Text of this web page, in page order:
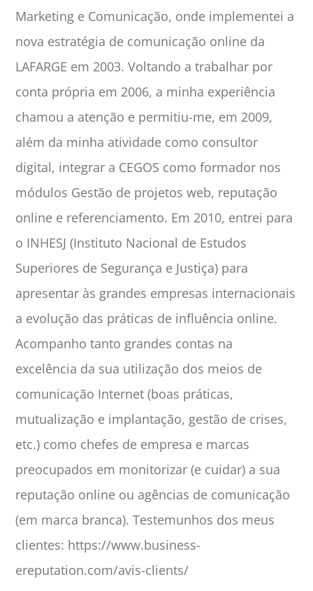
Marketing e Comunicação, onde implementei a
nova estratégia de comunicação online da
LAFARGE em 2003. Voltando a trabalhar por
conta própria em 2006, a minha experiência
chamou a atenção e permitiu-me, em 2009,
além da minha atividade como consultor
digital, integrar a CEGOS como formador nos
módulos Gestão de projetos web, reputação
online e referenciamento. Em 2010, entrei para
o INHESJ (Instituto Nacional de Estudos
Superiores de Segurança e Justiça) para
apresentar às grandes empresas internacionais
a evolução das práticas de influência online.
Acompanho tanto grandes contas na
excelência da sua utilização dos meios de
comunicação Internet (boas práticas,
mutualização e implantação, gestão de crises,
etc.) como chefes de empresa e marcas
preocupados em monitorizar (e cuidar) a sua
reputação online ou agências de comunicação
(em marca branca). Testemunhos dos meus
clientes: https://www.business-
ereputation.com/avis-clients/